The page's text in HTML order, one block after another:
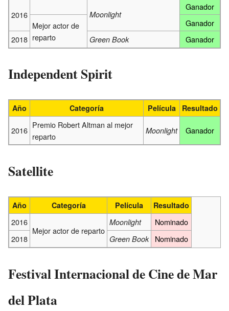
2016 Moonlight
Ganador
Mejor actor de
reparto
Ganador
2018
Green Book Ganador
Independent Spirit
Año Categoría Película Resultado
2016
Premio Robert Altman al mejor
reparto
Moonlight Ganador
Satellite
Año Categoría Película Resultado
2016
Mejor actor de reparto
Moonlight
Nominado
2018
Green Book Nominado
Festival Internacional de Cine de Mar
del Plata